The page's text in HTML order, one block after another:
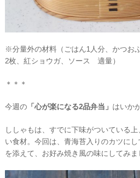
※分量外の材料（ごはん1人分、かつ
2枚、紅ショウガ、ソース 適量）
＊＊＊
今週の 「心が楽になる2品弁当」 はいか
ししゃもは、すでに下味がついている
い食材。今回は、青海苔入りのカツに
を添えて、お好み焼き風の味にしてみま